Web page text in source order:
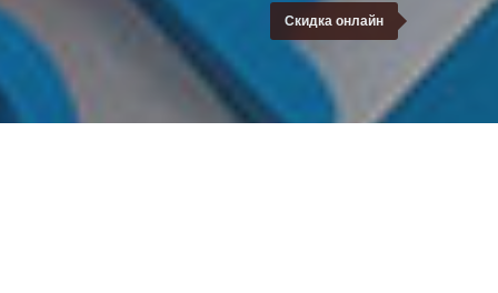
Скидка онлайн